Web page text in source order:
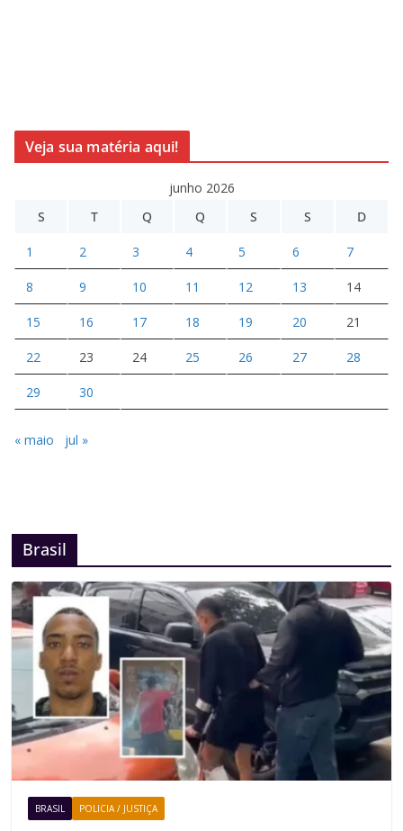
Veja sua matéria aqui!
junho 2026
S
T Q Q S S D
1 2 3 4 5 6 7
8 9 10 11 12 13 14
15 16 17 18 19 20 21
22 23 24 25 26 27 28
29 30
« maio jul »
Brasil
BRASIL POLICIA / JUSTIÇA